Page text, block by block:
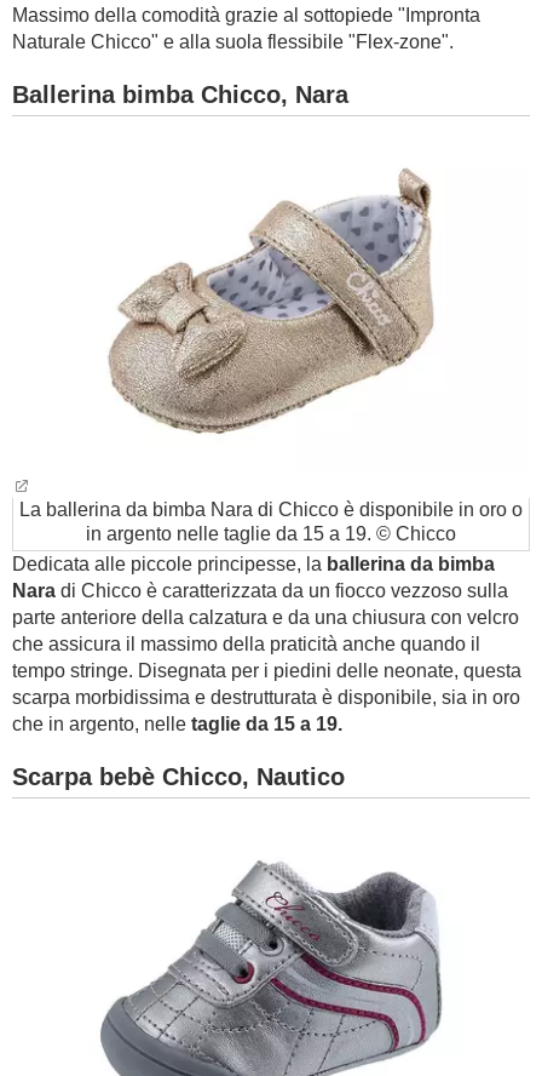
Massimo della comodità grazie al sottopiede "Impronta
Naturale Chicco" e alla suola flessibile "Flex-zone".
Ballerina bimba Chicco, Nara
La ballerina da bimba Nara di Chicco è disponibile in oro o
in argento nelle taglie da 15 a 19. © Chicco
Dedicata alle piccole principesse, la ballerina da bimba
Nara di Chicco è caratterizzata da un fiocco vezzoso sulla
parte anteriore della calzatura e da una chiusura con velcro
che assicura il massimo della praticità anche quando il
tempo stringe. Disegnata per i piedini delle neonate, questa
scarpa morbidissima e destrutturata è disponibile, sia in oro
che in argento, nelle taglie da 15 a 19.
Scarpa bebè Chicco, Nautico